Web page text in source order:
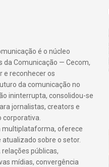
é o núcleo
da Comunicação — Cecom,
e reconhecer os
da comunicação no
ininterrupta, consolidou-se
jornalistas, creators e
corporativa.
multiplataforma, oferece
sobre o setor.
públicas,
mídias, convergência